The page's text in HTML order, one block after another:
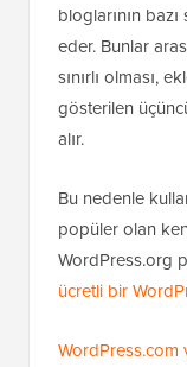
bloglarının
eder. Bunlar
sınırlı olması,
gösterilen
alır.
Bu nedenle
popüler olan
WordPress.org
ücretli bir
WordPress.com